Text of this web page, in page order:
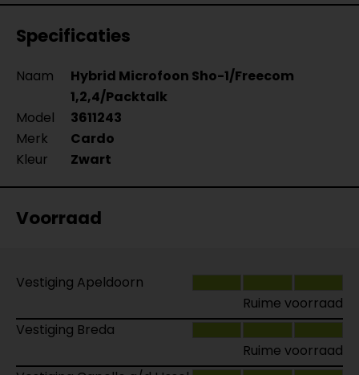
Specificaties
Naam
Hybrid Microfoon Sho-1/Freecom
1,2,4/Packtalk
Model
3611243
Merk
Cardo
Kleur
Zwart
Voorraad
Vestiging Apeldoorn
Ruime voorraad
Vestiging Breda
Ruime voorraad